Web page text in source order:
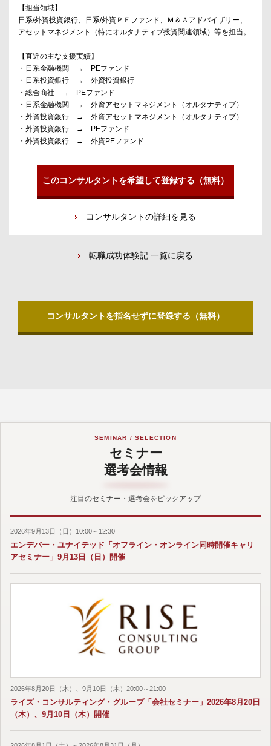
【担当領域】
日系/外資投資銀行、日系/外資ＰＥファンド、Ｍ＆Ａアドバイザリー、
アセットマネジメント（特にオルタナティブ投資関連領域）等を担当。
【直近の主な支援実績】
・日系金融機関 → PEファンド
・日系投資銀行 → 外資投資銀行
・総合商社 → PEファンド
・日系金融機関 → 外資アセットマネジメント（オルタナティブ）
・外資投資銀行 → 外資アセットマネジメント（オルタナティブ）
・外資投資銀行 → PEファンド
・外資投資銀行 → 外資PEファンド
このコンサルタントを希望して登録する（無料）
コンサルタントの詳細を見る
転職成功体験記 一覧に戻る
コンサルタントを指名せずに登録する（無料）
SEMINAR / SELECTION
セミナー
選考会情報
注目のセミナー・選考会をピックアップ
2026年9月13日（日）10:00～12:30
エンデバー・ユナイテッド「オフライン・オンライン同時開催キャリ
アセミナー」9月13日（日）開催
2026年8月20日（木）、9月10日（木）20:00～21:00
ライズ・コンサルティング・グループ「会社セミナー」2026年8月20日
（木）、9月10日（木）開催